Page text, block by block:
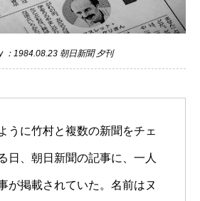
：1984.08.23 朝日新聞 夕刊
うに竹村と複数の新聞をチェ
日、朝日新聞の記事に、一人
が掲載されていた。名前はヌ